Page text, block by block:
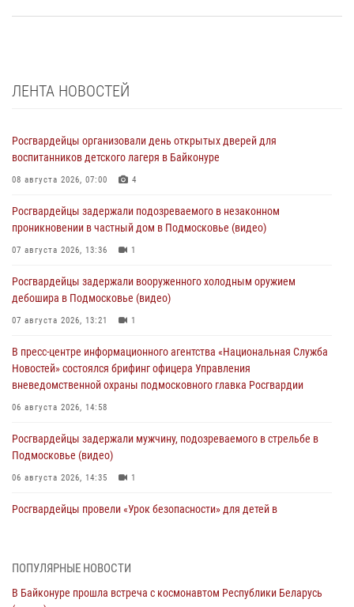
ЛЕНТА НОВОСТЕЙ
Росгвардейцы организовали день открытых дверей для
воспитанников детского лагеря в Байконуре
08 августа 2026, 07:00 4
Росгвардейцы задержали подозреваемого в незаконном
проникновении в частный дом в Подмосковье (видео)
07 августа 2026, 13:36 1
Росгвардейцы задержали вооруженного холодным оружием
дебошира в Подмосковье (видео)
07 августа 2026, 13:21 1
В пресс-центре информационного агентства «Национальная Служба
Новостей» состоялся брифинг офицера Управления
вневедомственной охраны подмосковного главка Росгвардии
06 августа 2026, 14:58
Росгвардейцы задержали мужчину, подозреваемого в стрельбе в
Подмосковье (видео)
06 августа 2026, 14:35 1
Росгвардейцы провели «Урок безопасности» для детей в
подозреваемые в организации незаконной миграции и
ПОПУЛЯРНЫЕ НОВОСТИ
В Байконуре прошла встреча с космонавтом Республики Беларусь